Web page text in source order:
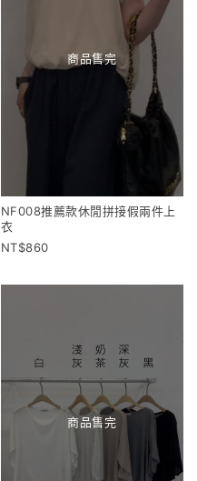
商品售完
NF008推薦款休閒拼接假兩件上
衣
860
商品售完